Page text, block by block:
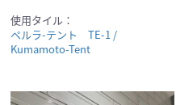
使用タイル：
ペルラ-テント TE-1 /
Kumamoto-Tent